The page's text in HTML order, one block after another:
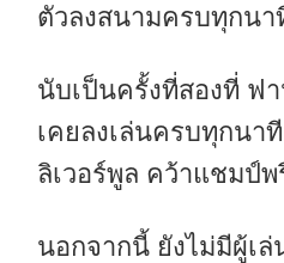
ตัวลงสนามครบทุกนา
นับเป็นครั้งที่สองที่ ฟ
เคยลงเล่นครบทุกนา
ลิเวอร์พูล คว้าแชมป์พ
นอกจากนี้ ยังไม่มีผู้เ